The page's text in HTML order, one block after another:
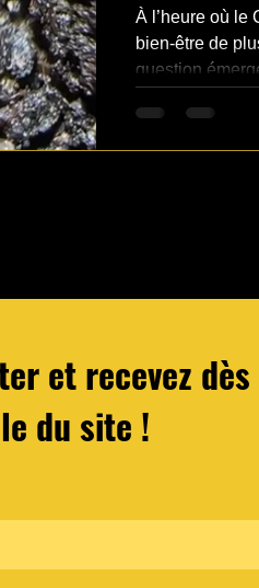
À l’heure où le
bien-être de
question
des attentes
joue un rôle
et recevez
du site !